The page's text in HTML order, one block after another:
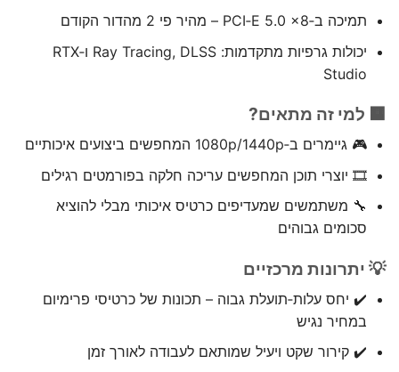
תמיכה ב‑PCI‑E 5.0 x8 – מהיר פי 2 מהדור הקודם
יכולות גרפיות מתקדמות: Ray Tracing, DLSS ו‑RTX
Studio
🟧 למי זה מתאים?
🎮 גיימרים ב‑1080p/1440p המחפשים ביצועים איכותיים
🎞️ יוצרי תוכן המחפשים עריכה חלקה בפורמטים רגילים
🔧 משתמשים שמעדיפים כרטיס איכותי מבלי להוציא
סכומים גבוהים
💡 יתרונות מרכזיים
✔️ יחס עלות‑תועלת גבוה – תכונות של כרטיסי פרימיום
במחיר נגיש
✔️ קירור שקט ויעיל שמותאם לעבודה לאורך זמן